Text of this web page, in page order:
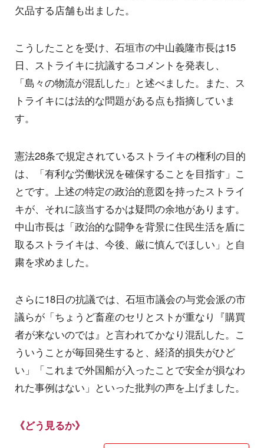
欠品する店舗も出ました。
こうしたことを受け、石垣市の中山義隆市長は15
日、ストライキに抗議するコメントを発表し、
「島々の物流が混乱した」と述べました。また、ス
トライキには法的な問題がある点も指摘していま
す。
憲法28条で規定されているストライキの権利の目的
は、「有利な労働状況を確保することを目指す」こ
とです。上述の特定の政治的意図を持ったストライ
キが、それに該当するかは疑問の余地があります。
中山市長は「政治的な闘争を背景に住民生活を盾に
取るストライキは、今後、厳に慎んでほしい」と自
粛を求めました。
さらに18日の抗議では、石垣市議会の与党会派の市
議らが「ちょうど畜産のセリとストが重なり『購買
者が来ないのでは』と言われてかなり混乱した。こ
ういうことが毎回発生すると、経済的損失がひど
い」「これまで外国船が入ったことで安全が損なわ
れた事例はない」といった批判の声を上げました。
《どう見るか》